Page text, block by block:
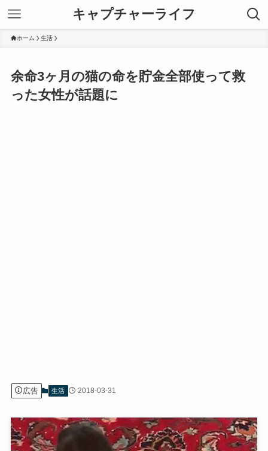
キャプチャーライフ
ホーム 生活
余命3ヶ月の猫の命を貯金全部使って救
った女性が話題に
広告 生活 2018-03-31